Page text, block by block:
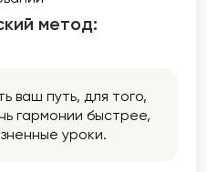
метод:
ваш путь, для того,
гармонии быстрее,
уроки.